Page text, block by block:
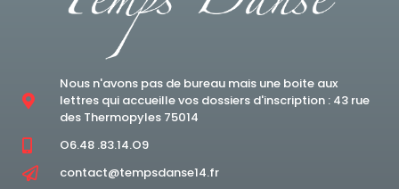
Nous n'avons pas de bureau mais une boite aux
lettres qui accueille vos dossiers d'inscription : 43 rue
des Thermopyles 75014
O6.48 .83.14.O9
contact@tempsdanse14.fr